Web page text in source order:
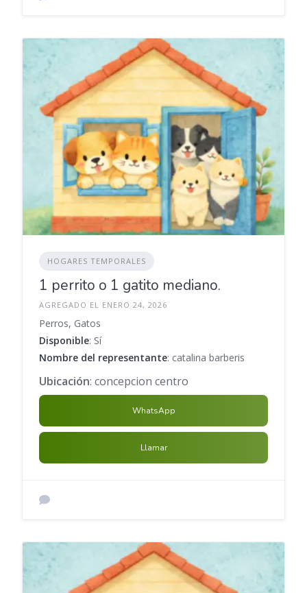
HOGARES TEMPORALES
1 perrito o 1 gatito mediano.
AGREGADO EL ENERO 24, 2026
Perros, Gatos
Disponible: Sí
Nombre del representante: catalina barberis
Ubicación: concepcion centro
WhatsApp
Llamar